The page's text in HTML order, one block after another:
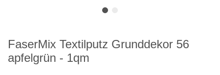
FaserMix Textilputz Grunddekor 56
apfelgrün - 1qm